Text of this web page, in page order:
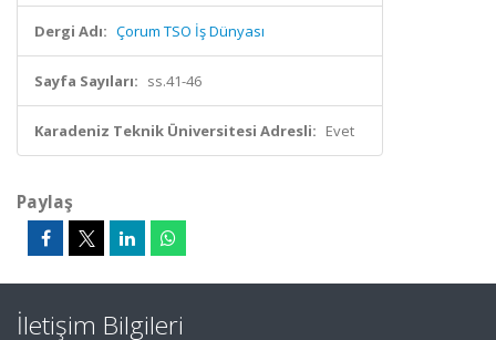
Dergi Adı: Çorum TSO İş Dünyası
Sayfa Sayıları: ss.41-46
Karadeniz Teknik Üniversitesi Adresli: Evet
Paylaş
İletişim Bilgileri